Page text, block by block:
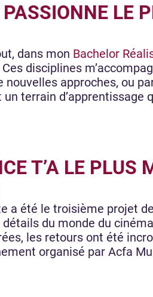
PASSIONNE LE
dans mon Bachelor
disciplines
nouvelles approches, ou
terrain d’apprentissage
T’A LE PLUS
a été le troisième projet
détails du monde du
les retours ont été
organisé par Acfa